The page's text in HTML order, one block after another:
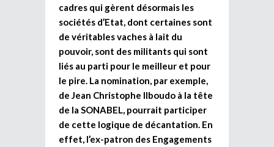
cadres qui gèrent désormais les
sociétés d’Etat, dont certaines sont
de véritables vaches à lait du
pouvoir, sont des militants qui sont
liés au parti pour le meilleur et pour
le pire. La nomination, par exemple,
de Jean Christophe Ilboudo à la tête
de la SONABEL, pourrait participer
de cette logique de décantation. En
effet, l’ex-patron des Engagements